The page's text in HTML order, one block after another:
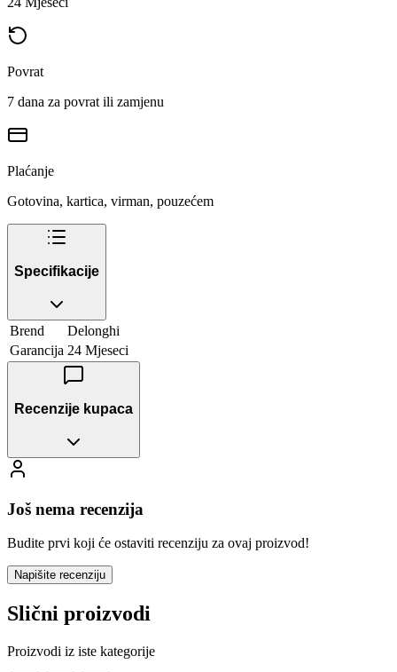
Povrat
7 dana za povrat ili zamjenu
Plaćanje
Gotovina, kartica, virman, pouzećem
Specifikacije
Brend
Delonghi
Garancija 24 Mjeseci
Recenzije kupaca
Još nema recenzija
Budite prvi koji će ostaviti recenziju za ovaj proizvod!
Napišite recenziju
Slični proizvodi
Proizvodi iz iste kategorije